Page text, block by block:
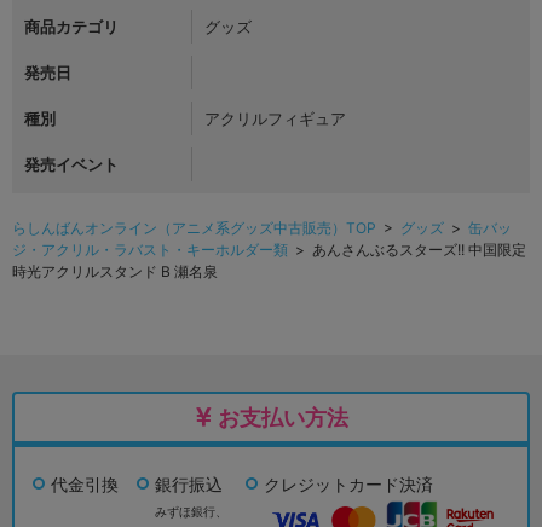
商品カテゴリ グッズ
発売日
種別 アクリルフィギュア
発売イベント
らしんばんオンライン（アニメ系グッズ中古販売）TOP > グッズ > 缶バッ
ジ・アクリル・ラバスト・キーホルダー類 > あんさんぶるスターズ!! 中国限定
時光アクリルスタンド B 瀬名泉
お支払い方法
代金引換 銀行振込
みずほ銀行、
クレジットカード決済